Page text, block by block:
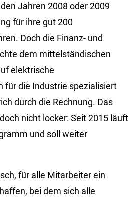
Jahren 2008 oder 2009
für ihre gut 200
Doch die Finanz- und
dem mittelständischen
elektrische
für die Industrie spezialisiert
durch die Rechnung. Das
nicht locker: Seit 2015 läuft
und soll weiter
für alle Mitarbeiter ein
bei dem sich alle